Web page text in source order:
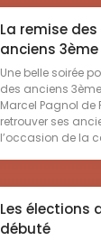
La remise
anciens 3ème
Une belle soirée
des anciens
Marcel Pagnol de
retrouver ses
l’occasion de la
Les élections
débuté